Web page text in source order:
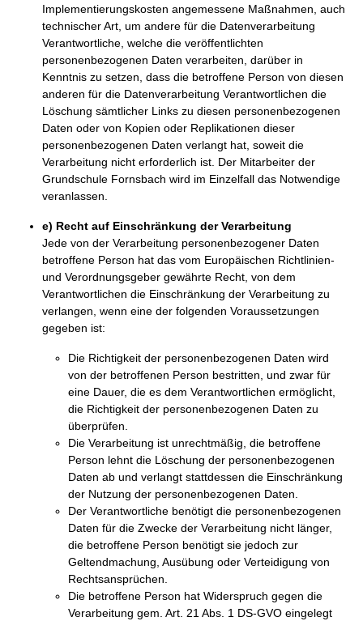
Implementierungskosten angemessene Maßnahmen, auch
technischer Art, um andere für die Datenverarbeitung
Verantwortliche, welche die veröffentlichten
personenbezogenen Daten verarbeiten, darüber in
Kenntnis zu setzen, dass die betroffene Person von diesen
anderen für die Datenverarbeitung Verantwortlichen die
Löschung sämtlicher Links zu diesen personenbezogenen
Daten oder von Kopien oder Replikationen dieser
personenbezogenen Daten verlangt hat, soweit die
Verarbeitung nicht erforderlich ist. Der Mitarbeiter der
Grundschule Fornsbach wird im Einzelfall das Notwendige
veranlassen.
e) Recht auf Einschränkung der Verarbeitung
Jede von der Verarbeitung personenbezogener Daten
betroffene Person hat das vom Europäischen Richtlinien-
und Verordnungsgeber gewährte Recht, von dem
Verantwortlichen die Einschränkung der Verarbeitung zu
verlangen, wenn eine der folgenden Voraussetzungen
gegeben ist:
Die Richtigkeit der personenbezogenen Daten wird
von der betroffenen Person bestritten, und zwar für
eine Dauer, die es dem Verantwortlichen ermöglicht,
die Richtigkeit der personenbezogenen Daten zu
überprüfen.
Die Verarbeitung ist unrechtmäßig, die betroffene
Person lehnt die Löschung der personenbezogenen
Daten ab und verlangt stattdessen die Einschränkung
der Nutzung der personenbezogenen Daten.
Der Verantwortliche benötigt die personenbezogenen
Daten für die Zwecke der Verarbeitung nicht länger,
die betroffene Person benötigt sie jedoch zur
Geltendmachung, Ausübung oder Verteidigung von
Rechtsansprüchen.
Die betroffene Person hat Widerspruch gegen die
Verarbeitung gem. Art. 21 Abs. 1 DS-GVO eingelegt